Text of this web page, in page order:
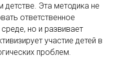
детстве. Эта методика не
ответственное
но и развивает
участие детей в
проблем.